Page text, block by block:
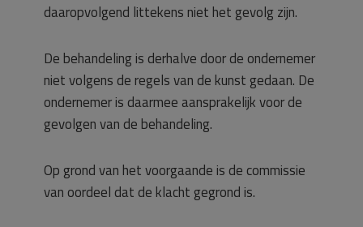
daaropvolgend littekens niet het gevolg zijn.
De behandeling is derhalve door de ondernemer
niet volgens de regels van de kunst gedaan. De
ondernemer is daarmee aansprakelijk voor de
gevolgen van de behandeling.
Op grond van het voorgaande is de commissie
van oordeel dat de klacht gegrond is.